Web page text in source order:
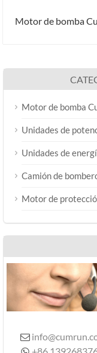
Motor de bomba
Motor de bomba
Unidades de
Unidades de
Camión de
Motor de

 +86